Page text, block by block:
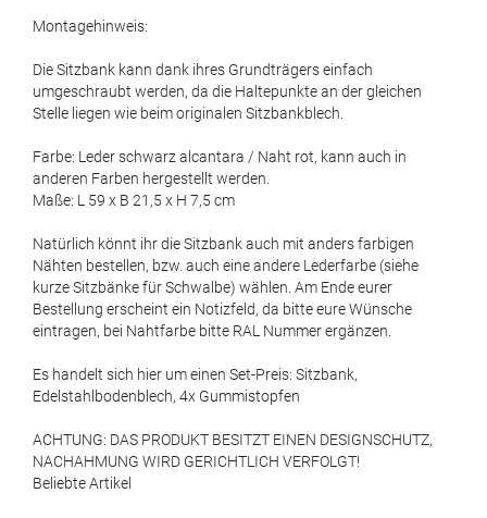
Montagehinweis:
Die Sitzbank kann dank ihres Grundträgers einfach
umgeschraubt werden, da die Haltepunkte an der gleichen
Stelle liegen wie beim originalen Sitzbankblech.
Farbe: Leder schwarz alcantara / Naht rot, kann auch in
anderen Farben hergestellt werden.
Maße: L 59 x B 21,5 x H 7,5 cm
Natürlich könnt ihr die Sitzbank auch mit anders farbigen
Nähten bestellen, bzw. auch eine andere Lederfarbe (siehe
kurze Sitzbänke für Schwalbe) wählen. Am Ende eurer
Bestellung erscheint ein Notizfeld, da bitte eure Wünsche
eintragen, bei Nahtfarbe bitte RAL Nummer ergänzen.
Es handelt sich hier um einen Set-Preis: Sitzbank,
Edelstahlbodenblech, 4x Gummistopfen
ACHTUNG: DAS PRODUKT BESITZT EINEN DESIGNSCHUTZ,
NACHAHMUNG WIRD GERICHTLICH VERFOLGT!
Beliebte Artikel